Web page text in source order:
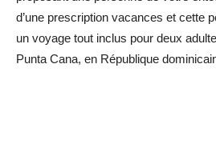
d’une prescription vacances et cette
un voyage tout inclus pour deux
Punta Cana, en République